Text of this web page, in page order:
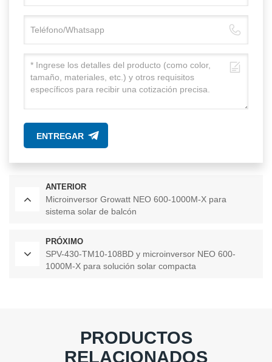
ENTREGAR
ANTERIOR
Microinversor Growatt NEO 600-1000M-X para
sistema solar de balcón
PRÓXIMO
SPV-430-TM10-108BD y microinversor NEO 600-
1000M-X para solución solar compacta
PRODUCTOS
RELACIONADOS